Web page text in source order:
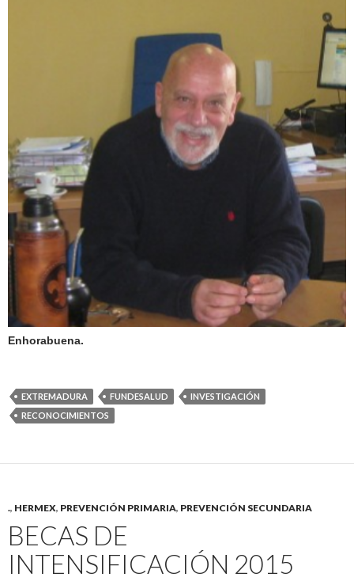
Enhorabuena.
EXTREMADURA FUNDESALUD
INVESTIGACIÓN
RECONOCIMIENTOS
., HERMEX, PREVENCIÓN PRIMARIA, PREVENCIÓN SECUNDARIA
BECAS DE
INTENSIFICACIÓN 2015